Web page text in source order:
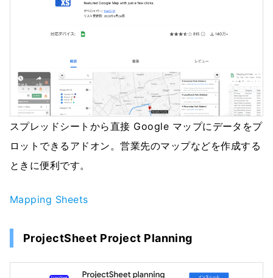
スプレッドシートから直接 Google マップにデータをプ
ロットできるアドオン。営業先のマップなどを作成する
ときに便利です。
Mapping Sheets
ProjectSheet Project Planning